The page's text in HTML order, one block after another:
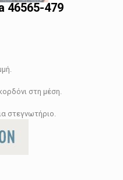
46565-479
στη μέση.
στεγνωτήριο.